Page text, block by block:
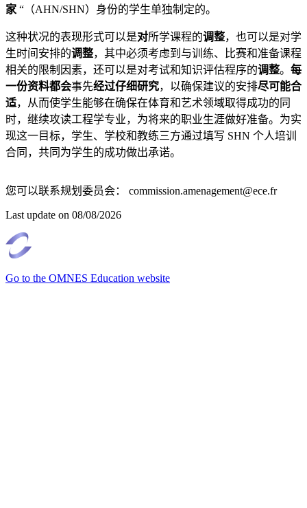
家 “（AHN/SHN）身份的学生单独制定的。
这种状况的表现形式可以是对所学课程的调整，也可以是对学
生时间安排的调整，其中必须考虑到与训练、比赛和准备课程
相关的限制因素，还可以是对考试和知识评估程序的调整。 每
一份资料都会事先经过仔细研究，以确保建议的安排尽可能合
适，从而使学生能够在确保在体育和艺术领域取得成功的同
时，继续攻读工程学专业，为将来的职业生涯做好准备。为实
现这一目标，学生、学校和教练三方通过填写 SHN 个人培训
合同，共同为学生的成功做出承诺。
您可以联系规划委员会： commission.amenagement@ece.fr
Last update on 08/08/2026
Go to the OMNES Education website